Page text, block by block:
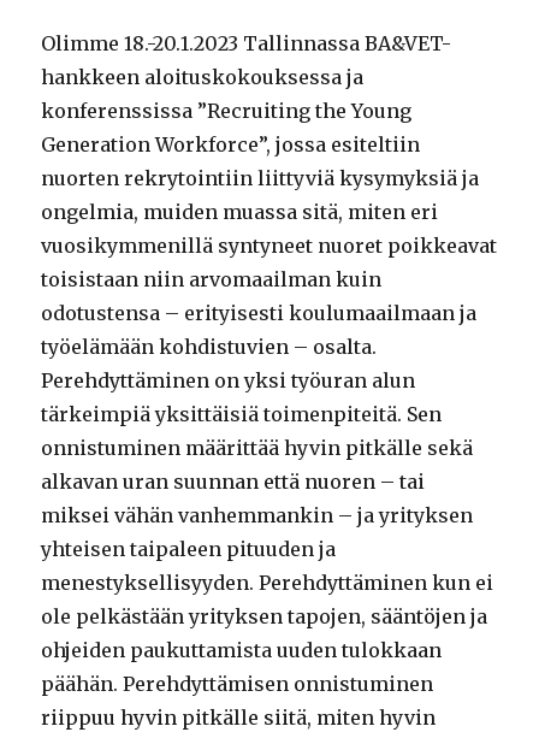
Olimme 18.-20.1.2023 Tallinnassa BA&VET-
hankkeen aloituskokouksessa ja
konferenssissa ”Recruiting the Young
Generation Workforce”, jossa esiteltiin
nuorten rekrytointiin liittyviä kysymyksiä ja
ongelmia, muiden muassa sitä, miten eri
vuosikymmenillä syntyneet nuoret poikkeavat
toisistaan niin arvomaailman kuin
odotustensa – erityisesti koulumaailmaan ja
työelämään kohdistuvien – osalta.
Perehdyttäminen on yksi työuran alun
tärkeimpiä yksittäisiä toimenpiteitä. Sen
onnistuminen määrittää hyvin pitkälle sekä
alkavan uran suunnan että nuoren – tai
miksei vähän vanhemmankin – ja yrityksen
yhteisen taipaleen pituuden ja
menestyksellisyyden. Perehdyttäminen kun ei
ole pelkästään yrityksen tapojen, sääntöjen ja
ohjeiden paukuttamista uuden tulokkaan
päähän. Perehdyttämisen onnistuminen
riippuu hyvin pitkälle siitä, miten hyvin